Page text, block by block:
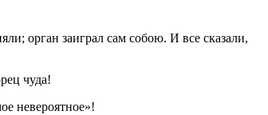
орган заиграл сам собою. И все сказали,
чуда!
невероятное»!